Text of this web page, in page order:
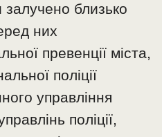
близько
них
превенції міста,
поліції
управління
поліції,